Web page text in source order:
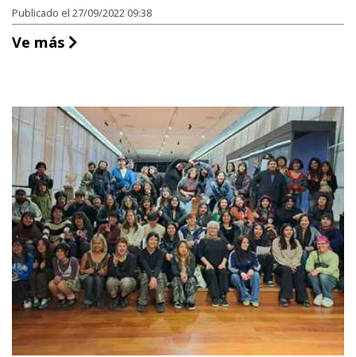
Publicado el 27/09/2022 09:38
Ve más Museo Nacional de Bellas Artes